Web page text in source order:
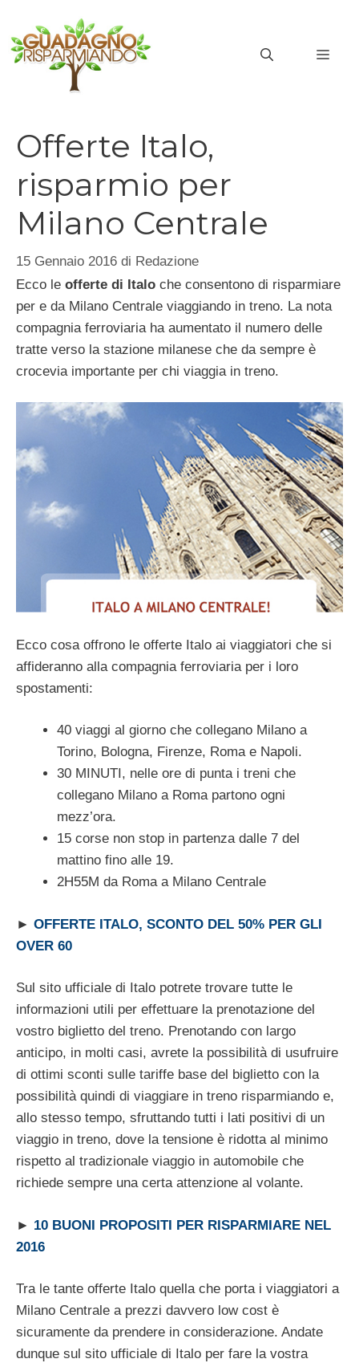
contenuto
Offerte Italo,
risparmio per
Milano Centrale
15 Gennaio 2016 di Redazione
Ecco le offerte di Italo che consentono di risparmiare
per e da Milano Centrale viaggiando in treno. La nota
compagnia ferroviaria ha aumentato il numero delle
tratte verso la stazione milanese che da sempre è
crocevia importante per chi viaggia in treno.
Ecco cosa offrono le offerte Italo ai viaggiatori che si
affideranno alla compagnia ferroviaria per i loro
spostamenti:
40 viaggi al giorno che collegano Milano a
Torino, Bologna, Firenze, Roma e Napoli.
30 MINUTI, nelle ore di punta i treni che
collegano Milano a Roma partono ogni
mezz’ora.
15 corse non stop in partenza dalle 7 del
mattino fino alle 19.
2H55M da Roma a Milano Centrale
► OFFERTE ITALO, SCONTO DEL 50% PER GLI
OVER 60
Sul sito ufficiale di Italo potrete trovare tutte le
informazioni utili per effettuare la prenotazione del
vostro biglietto del treno. Prenotando con largo
anticipo, in molti casi, avrete la possibilità di usufruire
di ottimi sconti sulle tariffe base del biglietto con la
possibilità quindi di viaggiare in treno risparmiando e,
allo stesso tempo, sfruttando tutti i lati positivi di un
viaggio in treno, dove la tensione è ridotta al minimo
rispetto al tradizionale viaggio in automobile che
richiede sempre una certa attenzione al volante.
► 10 BUONI PROPOSITI PER RISPARMIARE NEL
2016
Tra le tante offerte Italo quella che porta i viaggiatori a
Milano Centrale a prezzi davvero low cost è
sicuramente da prendere in considerazione. Andate
dunque sul sito ufficiale di Italo per fare la vostra